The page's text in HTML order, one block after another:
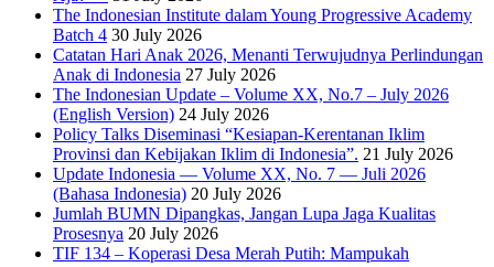
The Indonesian Institute dalam Young Progressive Academy
Batch 4 30 July 2026
Catatan Hari Anak 2026, Menanti Terwujudnya Perlindungan
Anak di Indonesia 27 July 2026
The Indonesian Update – Volume XX, No.7 – July 2026
(English Version) 24 July 2026
Policy Talks Diseminasi “Kesiapan-Kerentanan Iklim
Provinsi dan Kebijakan Iklim di Indonesia”. 21 July 2026
Update Indonesia — Volume XX, No. 7 — Juli 2026
(Bahasa Indonesia) 20 July 2026
Jumlah BUMN Dipangkas, Jangan Lupa Jaga Kualitas
Prosesnya 20 July 2026
TIF 134 – Koperasi Desa Merah Putih: Mampukah